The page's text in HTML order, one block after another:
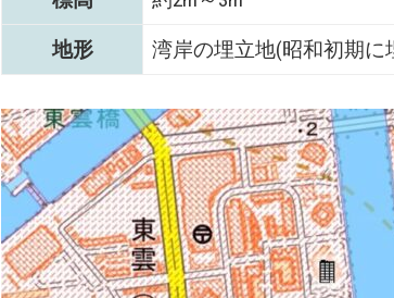
地形
湾岸の埋立地(昭和初期に